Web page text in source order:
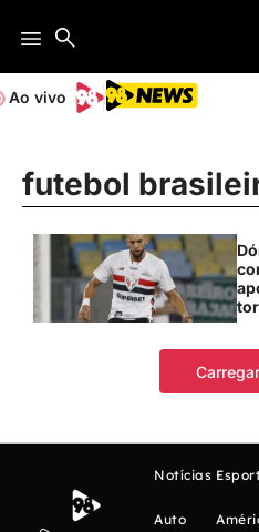
Ao vivo
futebol
Notícias
Auto